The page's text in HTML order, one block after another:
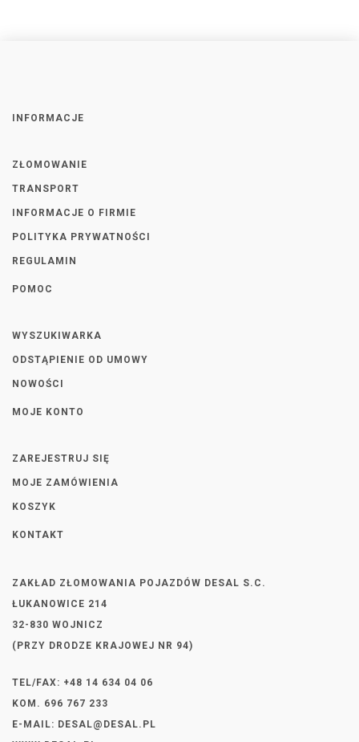
INFORMACJE
ZŁOMOWANIE
TRANSPORT
INFORMACJE O FIRMIE
POLITYKA PRYWATNOŚCI
REGULAMIN
POMOC
WYSZUKIWARKA
ODSTĄPIENIE OD UMOWY
NOWOŚCI
MOJE KONTO
ZAREJESTRUJ SIĘ
MOJE ZAMÓWIENIA
KOSZYK
KONTAKT
ZAKŁAD ZŁOMOWANIA POJAZDÓW DESAL S.C.
ŁUKANOWICE 214
32-830 WOJNICZ
(PRZY DRODZE KRAJOWEJ NR 94)
TEL/FAX: +48 14 634 04 06
KOM. 696 767 233
E-MAIL: DESAL@DESAL.PL